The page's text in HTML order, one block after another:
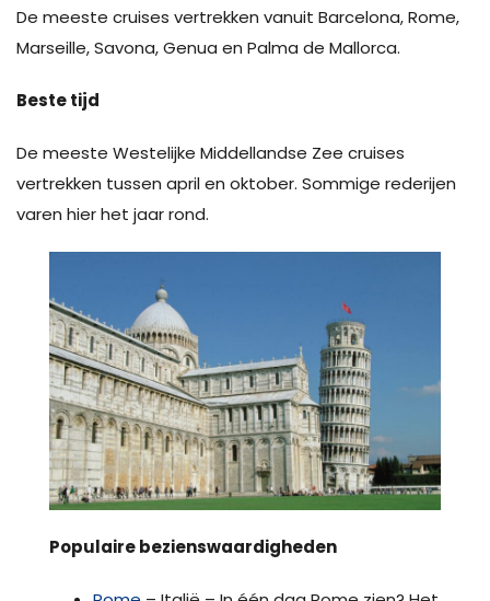
De meeste cruises vertrekken vanuit Barcelona, Rome,
Marseille, Savona, Genua en Palma de Mallorca.
Beste tijd
De meeste Westelijke Middellandse Zee cruises
vertrekken tussen april en oktober. Sommige rederijen
varen hier het jaar rond.
Populaire bezienswaardigheden